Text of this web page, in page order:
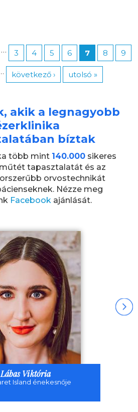
… 3 4 5 6 7 8 9
következő › utolsó »
akik a legnagyobb
bíztak
több mint 140.000sikeres
tapasztalatát és az
orvostechnikát
Nézze meg
Facebook ajánlását.
Lábas Viktória
Island énekesnője